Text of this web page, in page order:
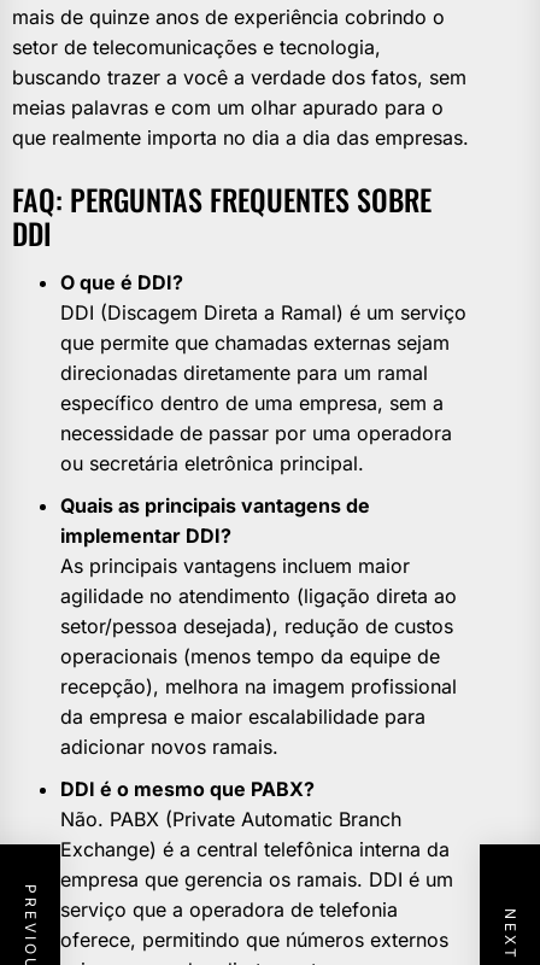
mais de quinze anos de experiência cobrindo o
setor de telecomunicações e tecnologia,
buscando trazer a você a verdade dos fatos, sem
meias palavras e com um olhar apurado para o
que realmente importa no dia a dia das empresas.
FAQ: PERGUNTAS FREQUENTES SOBRE
DDI
O que é DDI?
DDI (Discagem Direta a Ramal) é um serviço
que permite que chamadas externas sejam
direcionadas diretamente para um ramal
específico dentro de uma empresa, sem a
necessidade de passar por uma operadora
ou secretária eletrônica principal.
Quais as principais vantagens de
implementar DDI?
As principais vantagens incluem maior
agilidade no atendimento (ligação direta ao
setor/pessoa desejada), redução de custos
operacionais (menos tempo da equipe de
recepção), melhora na imagem profissional
da empresa e maior escalabilidade para
adicionar novos ramais.
DDI é o mesmo que PABX?
Não. PABX (Private Automatic Branch
Exchange) é a central telefônica interna da
empresa que gerencia os ramais. DDI é um
serviço que a operadora de telefonia
oferece, permitindo que números externos